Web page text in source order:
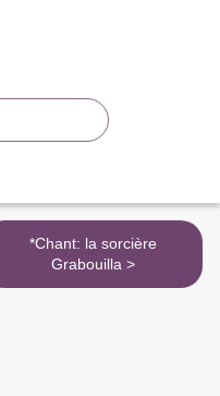
*Chant: la sorcière
Grabouilla >